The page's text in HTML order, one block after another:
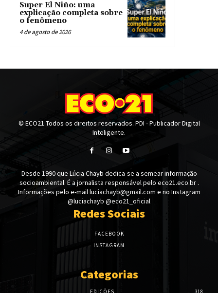
Super El Niño: uma
explicação completa sobre
o fenômeno
4 de agosto de 2026
© ECO21 Todos os direitos reservados. PDI - Publicador Digital
Inteligente.
Desde 1990 que Lúcia Chayb dedica-se a semear informação
socioambiental. É a jornalista responsável pelo eco21.eco.br .
Informações pelo e-mail luciachayb@gmail.com e no Instagram
@luciachayb @eco21_oficial
Redes Sociais
FACEBOOK
INSTAGRAM
Categorias